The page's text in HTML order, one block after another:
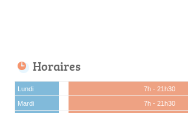
Horaires
Lundi
7h - 21h30
Mardi
7h - 21h30